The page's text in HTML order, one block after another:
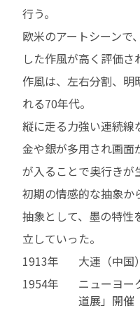
行う。
欧米のアートシーンで
した作風が高く評価さ
作風は、左右分割、明
れる70年代。
縦に走る力強い連続線
金や銀が多用され画面
が入ることで奥行きが
初期の情感的な抽象か
抽象として、墨の特性
立していった。
1913年
大連（中国
1954年
ニューヨー
道展」開催